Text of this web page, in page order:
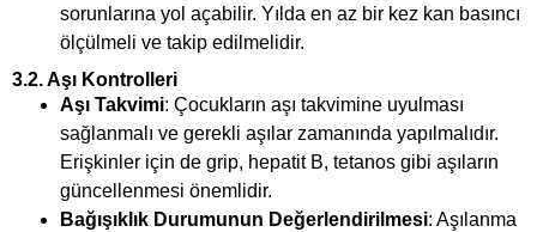
sorunlarına yol açabilir. Yılda en az bir kez kan basıncı
ölçülmeli ve takip edilmelidir.
3.2. Aşı Kontrolleri
Aşı Takvimi: Çocukların aşı takvimine uyulması
sağlanmalı ve gerekli aşılar zamanında yapılmalıdır.
Erişkinler için de grip, hepatit B, tetanos gibi aşıların
güncellenmesi önemlidir.
Bağışıklık Durumunun Değerlendirilmesi: Aşılanma